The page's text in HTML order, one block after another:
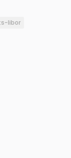
libor